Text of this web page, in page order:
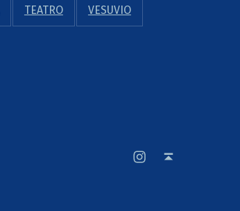
TEATRO VESUVIO